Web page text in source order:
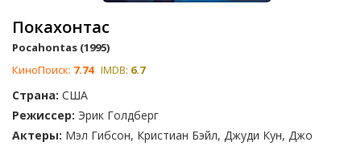
Покахонтас
Pocahontas (1995)
КиноПоиск: 7.74 IMDB: 6.7
Страна: США
Режиссер: Эрик Голдберг
Актеры: Мэл Гибсон, Кристиан Бэйл, Джуди Кун, Джо